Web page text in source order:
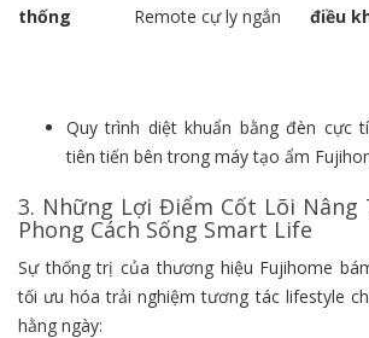
thống
Remote cự ly ngắn
điều
Quy trình diệt khuẩn bằng đèn cực
tiên tiến bên trong máy tạo ẩm
3. Những Lợi Điểm Cốt Lõi Nâng
Phong Cách Sống Smart Life
Sự thống trị của thương hiệu Fujihome
tối ưu hóa trải nghiệm tương tác lifestyle
hằng ngày: